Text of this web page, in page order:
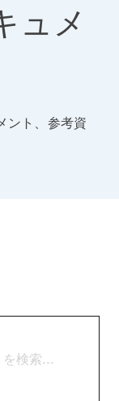
ュメ
ト、参考資